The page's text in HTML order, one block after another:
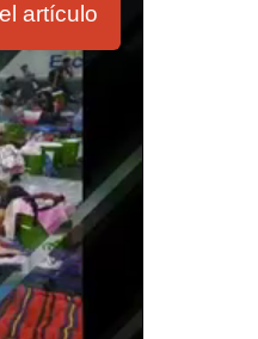
artículo